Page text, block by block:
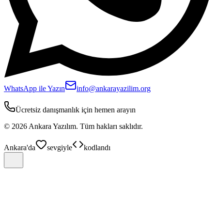
WhatsApp ile Yazın info@ankarayazilim.org
Ücretsiz danışmanlık için hemen arayın
© 2026 Ankara Yazılım. Tüm hakları saklıdır.
Ankara'da sevgiyle kodlandı